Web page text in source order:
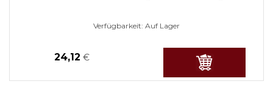
Verfügbarkeit: Auf Lager
24,12 €